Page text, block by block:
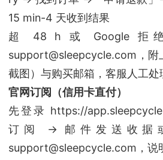
15 min-4 天收到结果
超 48 h 或 Google 拒
support@sleepcycle.com，附
截图）与购买邮箱，客服人工处
官网订阅（信用卡直付）
先登录 https://
订阅 → 邮件发送收据
support@sleepcycle.com，说